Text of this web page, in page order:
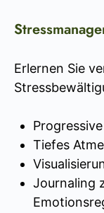
Erlernen Sie
Tiefes
Journaling